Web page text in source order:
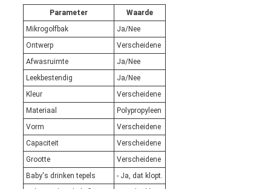
Parameter
Waarde
Mikrogolfbak
Ja/Nee
Ontwerp
Verscheidene
Afwasruimte
Ja/Nee
Leekbestendig
Ja/Nee
Kleur
Verscheidene
Materiaal
Polypropyleen
Vorm
Verscheidene
Capaciteit
Verscheidene
Grootte
Verscheidene
Baby's drinken tepels
- Ja, dat klopt.